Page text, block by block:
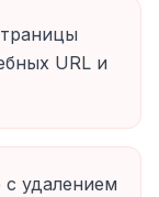
URL и
удалением